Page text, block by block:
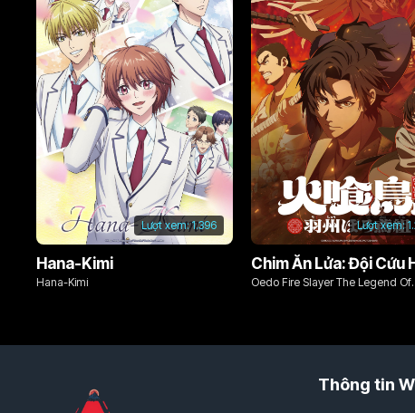
Lượt xem:1.396
Hana-Kimi
Hana-Kimi
Lượt xem:
Oedo Fire Slayer The Legend Of
Thông tin